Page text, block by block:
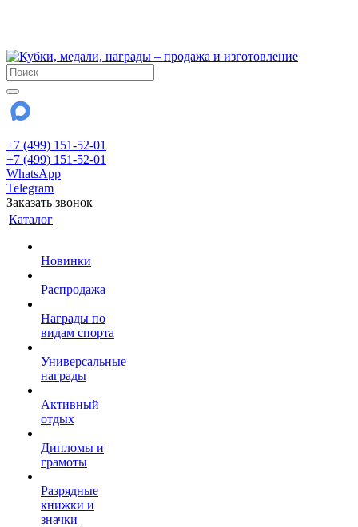
+7 (499) 151-52-01
+7 (499) 151-52-01
WhatsApp
Telegram
Заказать звонок
Каталог
Новинки
Распродажа
Награды по
видам спорта
Универсальные
награды
Активный
отдых
Дипломы и
грамоты
Разрядные
книжки и
значки